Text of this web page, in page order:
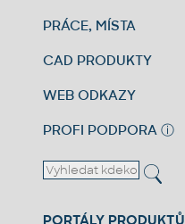
PRÁCE, MÍSTA
CAD PRODUKTY
WEB ODKAZY
PROFI PODPORA ⓘ
PORTÁLY PRODUKTŮ